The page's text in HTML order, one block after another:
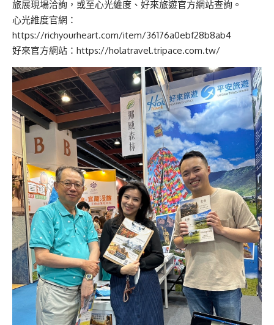
旅展現場洽詢，或至心光維度、好來旅遊官方網站查詢。
心光維度官網：
https://richyourheart.com/item/36176a0ebf28b8ab4
好來官方網站： https://holatravel.tripace.com.tw/